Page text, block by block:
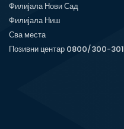
Филијала Нови Сад
Филијала Ниш
Сва места
Позивни центар 0800/300-301